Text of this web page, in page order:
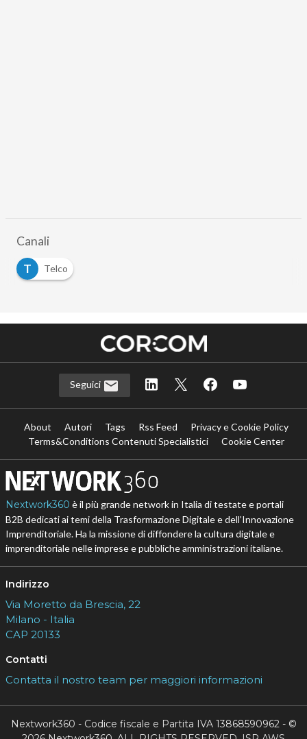
Canali
T
Telco
Seguici
About Autori Tags Rss Feed
Privacy e Cookie Policy
Terms&Conditions Contenuti Specialistici
Cookie Center
Nextwork360 è il più grande network in Italia di testate e portali
B2B dedicati ai temi della Trasformazione Digitale e dell’Innovazione
Imprenditoriale. Ha la missione di diffondere la cultura digitale e
imprenditoriale nelle imprese e pubbliche amministrazioni italiane.
Indirizzo
Via Moretto da Brescia, 22
Milano - Italia
CAP 20133
Contatti
Contatta il nostro team per maggiori informazioni
Nextwork360 - Codice fiscale e Partita IVA 13868590962 - ©